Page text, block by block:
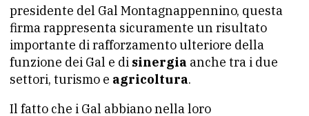
presidente del Gal Montagnappennino, questa
firma rappresenta sicuramente un risultato
importante di rafforzamento ulteriore della
funzione dei Gal e di sinergia anche tra i due
settori, turismo e agricoltura.
Il fatto che i Gal abbiano nella loro